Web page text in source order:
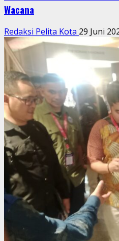
Wacana
Redaksi Pelita Kota 29 Juni